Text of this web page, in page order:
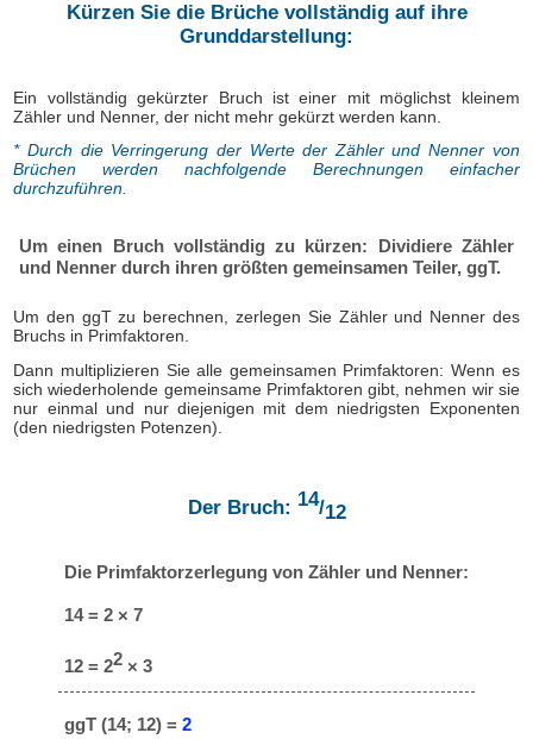
Kürzen Sie die Brüche vollständig auf ihre
Grunddarstellung:
Ein vollständig gekürzter Bruch ist einer mit möglichst kleinem
Zähler und Nenner, der nicht mehr gekürzt werden kann.
* Durch die Verringerung der Werte der Zähler und Nenner von
Brüchen werden nachfolgende Berechnungen einfacher
durchzuführen.
Um einen Bruch vollständig zu kürzen: Dividiere Zähler
und Nenner durch ihren größten gemeinsamen Teiler, ggT.
Um den ggT zu berechnen, zerlegen Sie Zähler und Nenner des
Bruchs in Primfaktoren.
Dann multiplizieren Sie alle gemeinsamen Primfaktoren: Wenn es
sich wiederholende gemeinsame Primfaktoren gibt, nehmen wir sie
nur einmal und nur diejenigen mit dem niedrigsten Exponenten
(den niedrigsten Potenzen).
Der Bruch: 14/12
Die Primfaktorzerlegung von Zähler und Nenner:
14 = 2 × 7
12 = 22 × 3
ggT (14; 12) = 2